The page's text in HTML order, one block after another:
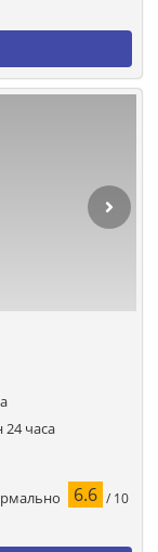
часа
6.6 / 10